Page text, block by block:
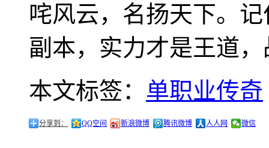
咤风云，名扬天下。
副本，实力才是王道
本文标签： 单职业传奇
分享到： QQ空间 新浪微博 腾讯微博 人人网 微信